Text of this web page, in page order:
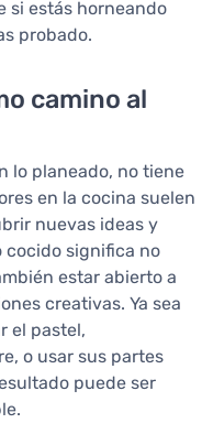
si estás horneando
probado.
camino al
lo planeado, no tiene
en la cocina suelen
nuevas ideas y
cocido significa no
estar abierto a
creativas. Ya sea
el pastel,
o usar sus partes
puede ser